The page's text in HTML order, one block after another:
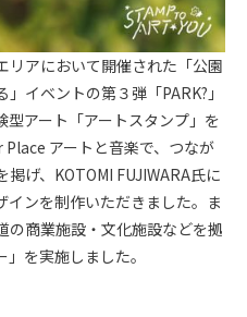
リアにおいて開催された「公園
イベントの第３弾「PARK?」
アート「アートスタンプ」を
アートと音楽で、つなが
げ、KOTOMI FUJIWARA氏に
インを制作いただきました。ま
の商業施設・文化施設などを拠
を実施しました。